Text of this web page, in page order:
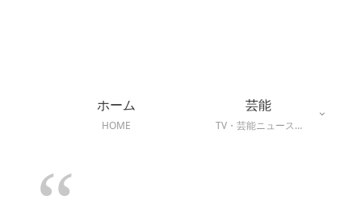
ホーム
HOME
芸能
TV・芸能ニュース…